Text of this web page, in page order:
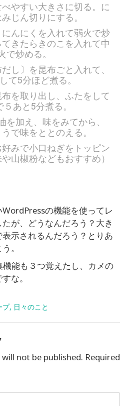
やすい大きさに切る。に
じん切りにする。
んにくを入れて弱火で炒
きたらきのこを入れて中
で炒める。
し〕を昆布ごと入れて、
て5分ほど煮る。
を取り出し、ふたをして
あと5分煮る。
加え、味をみてから、
で味をととのえる。
みで小口ねぎをトッピン
山椒粉などもおすすめ）
の機能を使ってレ
が、どうなんだろう？大き
示されるんだろう？とりあ
。
能も３つ覚えたし、カメの
な。
プ, 日々のこと
not be published. Required